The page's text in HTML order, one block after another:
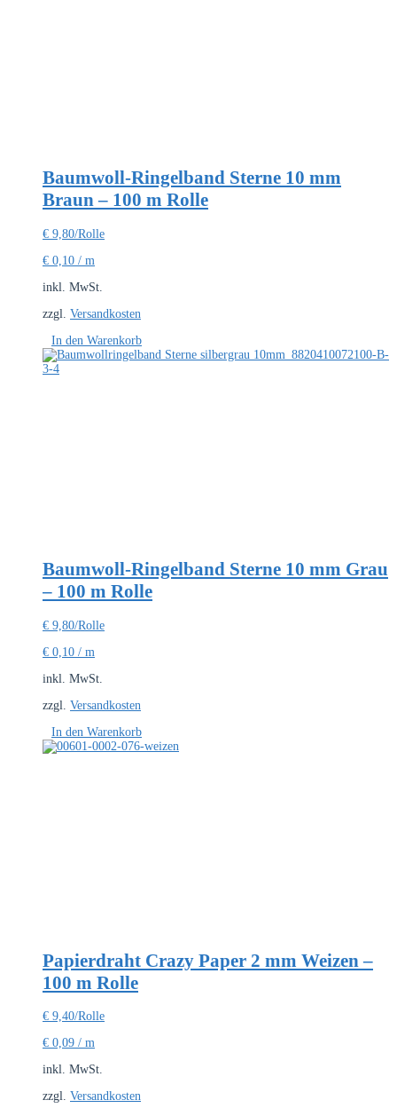
Baumwoll-Ringelband Sterne 10 mm
Braun – 100 m Rolle
€ 9,80/Rolle
€ 0,10 / m
inkl. MwSt.
zzgl. Versandkosten
In den Warenkorb
Baumwoll-Ringelband Sterne 10 mm Grau
– 100 m Rolle
€ 9,80/Rolle
€ 0,10 / m
inkl. MwSt.
zzgl. Versandkosten
In den Warenkorb
Papierdraht Crazy Paper 2 mm Weizen –
100 m Rolle
€ 9,40/Rolle
€ 0,09 / m
inkl. MwSt.
zzgl. Versandkosten